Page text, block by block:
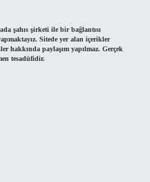
şahıs şirketi ile bir bağlantısı
Sitede yer alan içerikler
hakkında paylaşım yapılmaz. Gerçek
tesadüfidir.